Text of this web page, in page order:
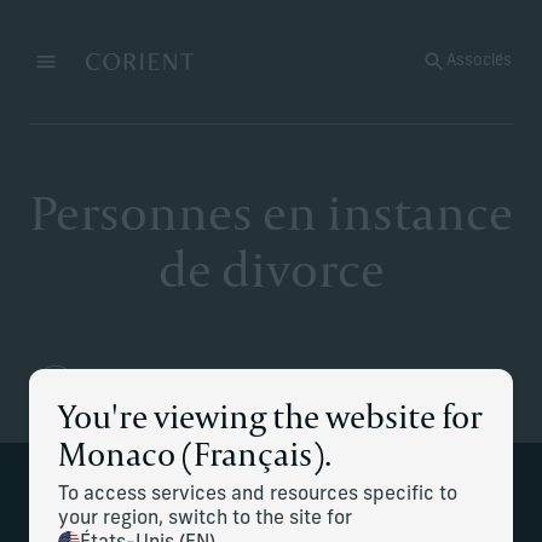
MenuRetour à la page d’accueil
You're viewing the website for
Monaco (Français).
To access services and resources specific to
your region, switch to the site for
Associés
Personnes en instance
de divorce
Une meilleure visibilité financière lors